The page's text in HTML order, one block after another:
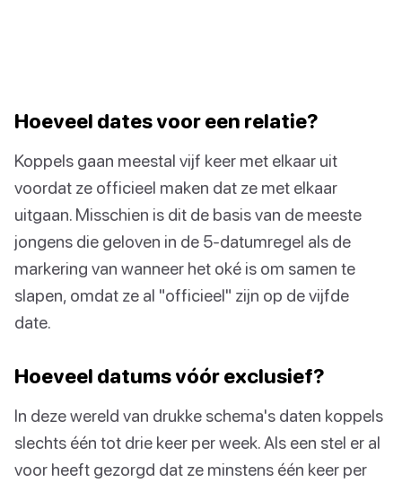
Hoeveel dates voor een relatie?
Koppels gaan meestal vijf keer met elkaar uit
voordat ze officieel maken dat ze met elkaar
uitgaan. Misschien is dit de basis van de meeste
jongens die geloven in de 5-datumregel als de
markering van wanneer het oké is om samen te
slapen, omdat ze al "officieel" zijn op de vijfde
date.
Hoeveel datums vóór exclusief?
In deze wereld van drukke schema's daten koppels
slechts één tot drie keer per week. Als een stel er al
voor heeft gezorgd dat ze minstens één keer per